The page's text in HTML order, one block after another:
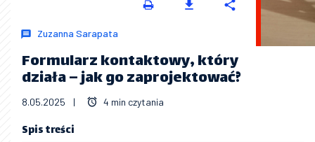
Zuzanna Sarapata
Formularz kontaktowy, który
działa – jak go zaprojektować?
8.05.2025 | 4 min czytania
Spis treści